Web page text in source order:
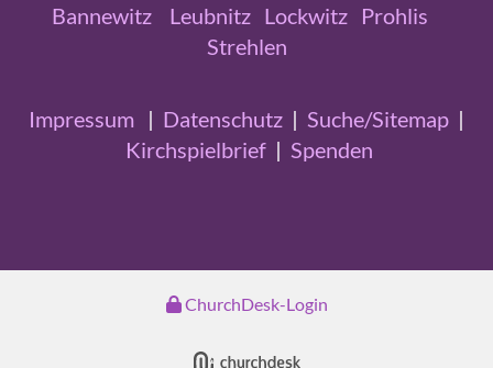
Bannewitz Leubnitz Lockwitz Prohlis
Strehlen
Impressum | Datenschutz | Suche/Sitemap |
Kirchspielbrief| Spenden
ChurchDesk-Login